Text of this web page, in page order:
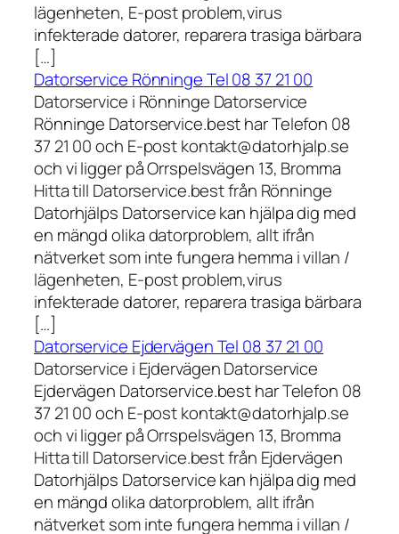
lägenheten, E-post problem,virus
infekterade datorer, reparera trasiga bärbara
[…]
Datorservice Rönninge Tel 08 37 21 00
Datorservice i Rönninge Datorservice
Rönninge Datorservice.best har Telefon 08
37 21 00 och E-post kontakt@datorhjalp.se
och vi ligger på Orrspelsvägen 13, Bromma
Hitta till Datorservice.best från Rönninge
Datorhjälps Datorservice kan hjälpa dig med
en mängd olika datorproblem, allt ifrån
nätverket som inte fungera hemma i villan /
lägenheten, E-post problem,virus
infekterade datorer, reparera trasiga bärbara
[…]
Datorservice Ejdervägen Tel 08 37 21 00
Datorservice i Ejdervägen Datorservice
Ejdervägen Datorservice.best har Telefon 08
37 21 00 och E-post kontakt@datorhjalp.se
och vi ligger på Orrspelsvägen 13, Bromma
Hitta till Datorservice.best från Ejdervägen
Datorhjälps Datorservice kan hjälpa dig med
en mängd olika datorproblem, allt ifrån
nätverket som inte fungera hemma i villan /